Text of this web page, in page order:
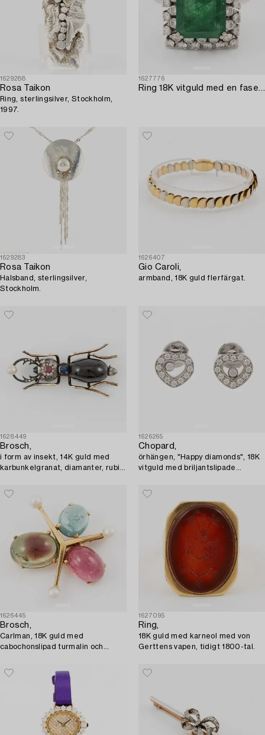
1629288
Rosa Taikon
Ring, sterlingsilver, Stockholm,
1997.
1627776
Ring 18K vitguld med en fasettslipad smaragd och runda briljantslipade diamanter.
1629283
Rosa Taikon
Halsband, sterlingsilver,
Stockholm.
1626407
Gio Caroli,
armband, 18K guld flerfärgat.
1628449
Brosch,
i form av insekt, 14K guld med
karbunkelgranat, diamanter, rubin,
1626265
Chopard,
örhängen, "Happy diamonds", 18K
vitguld med briljantslipade
1626445
Brosch,
Carlman, 18K guld med
cabochonslipad turmalin och
1627095
Ring,
18K guld med karneol med von
Gerttens vapen, tidigt 1800-tal.